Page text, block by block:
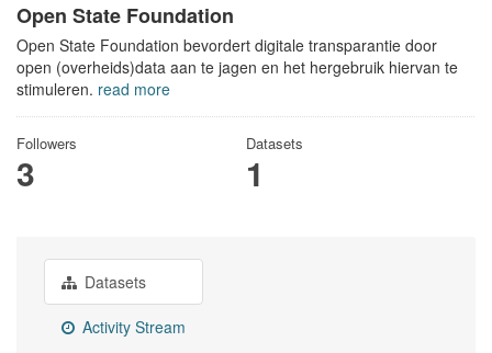
Open State Foundation
Open State Foundation bevordert digitale transparantie door
open (overheids)data aan te jagen en het hergebruik hiervan te
stimuleren. read more
Followers
3
Datasets
1
Datasets
Activity Stream